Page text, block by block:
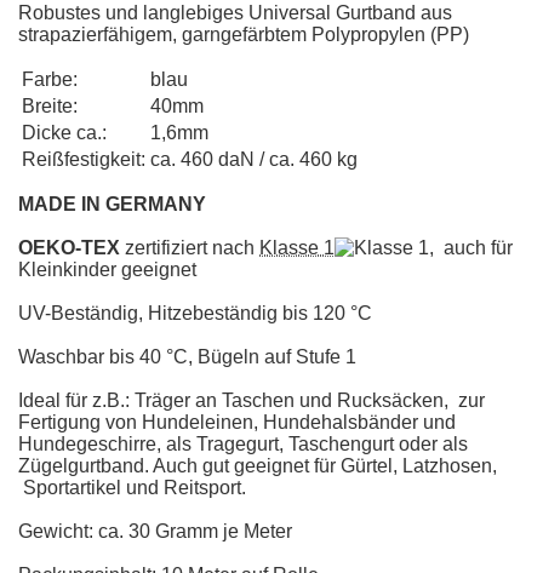
Robustes und langlebiges Universal Gurtband aus
strapazierfähigem, garngefärbtem Polypropylen (PP)
Farbe:
blau
Breite:
40mm
Dicke ca.:
1,6mm
Reißfestigkeit: ca. 460 daN / ca. 460 kg
MADE IN GERMANY
OEKO-TEX zertifiziert nach Klasse 1
, auch für
Kleinkinder geeignet
UV-Beständig, Hitzebeständig bis 120 °C
Waschbar bis 40 °C, Bügeln auf Stufe 1
Ideal für z.B.: Träger an Taschen und Rucksäcken, zur
Fertigung von Hundeleinen, Hundehalsbänder und
Hundegeschirre, als Tragegurt, Taschengurt oder als
Zügelgurtband. Auch gut geeignet für Gürtel, Latzhosen,
Sportartikel und Reitsport.
Gewicht: ca. 30 Gramm je Meter